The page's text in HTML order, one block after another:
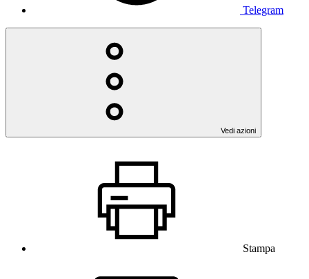
Telegram
Vedi azioni
Stampa